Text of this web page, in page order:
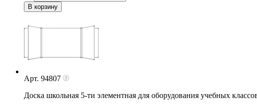
Арт. 94807
Доска школьная 5-ти элементная для оборудования учебных